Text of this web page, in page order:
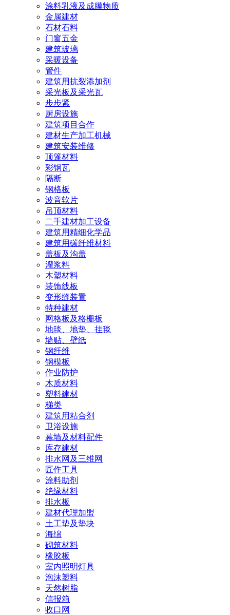
涂料乳液及成膜物质
金属建材
石材石料
门窗五金
建筑玻璃
采暖设备
管件
建筑用抗裂添加剂
采光板及采光瓦
步步紧
厨房设施
建筑项目合作
建材生产加工机械
建筑安装维修
顶篷材料
彩钢瓦
隔断
钢格板
波音软片
吊顶材料
二手建材加工设备
建筑用精细化学品
建筑用碳纤维材料
盖板及沟盖
灌浆料
木塑材料
装饰线板
变形缝装置
特种建材
网格板及格栅板
地毯、地垫、挂毯
墙贴、壁纸
钢纤维
钢模板
作业防护
木质材料
塑料建材
梯类
建筑用粘合剂
卫浴设施
幕墙及材料配件
库存建材
排水网及三维网
匠作工具
涂料助剂
绝缘材料
排水板
建材代理加盟
土工垫及垫块
海绵
砌筑材料
橡胶板
室内照明灯具
泡沫塑料
天然树脂
信报箱
收口网